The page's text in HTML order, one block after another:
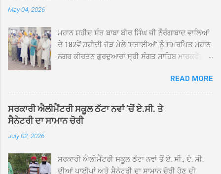
May 04, 2026
ਮਹਾਨ ਸ਼ਹੀਦ ਸੰਤ ਬਾਬਾ ਬੀਰ ਸਿੰਘ ਜੀ ਨੌਰੰਗਾਬਾਦ ਵਾਲਿਆਂ
ਦੇ 182ਵੇਂ ਸ਼ਹੀਦੀ ਜੋੜ ਮੇਲੇ 'ਸਤਾਈਆਂ' ਨੂੰ ਸਮਰਪਿਤ ਮਹਾਨ
ਨਗਰ ਕੀਰਤਨ ਗੁਰਦੁਆਰਾ ਸ੍ਰੀ ਸੰਗਤ ਸਾਹਿਬ ਮਾਰਕਫੈੱਡ
ਸਰਪ੍ਰਸਤੀ ਹੇਠ, ਪੰਜ ਪਿਆਰਿਆਂ ਦੀ ਅਗਵਾਈ ਵਿੱਚ
ਮਹੱਲਾ ਸੰਤਪੁਰਾ ਤੋਂ ਪ੍ਰਾਰੰਭ ਹੋ ਕੇ ਪਿੰਡ ਭਗਤਪੁਰ,
ਭਗਵਾਨਪੁਰ, ਝੁੱਗੀਆਂ ਗੁਲਾਮ, ਮਜਾਦਪੁਰ, ਕੁੱਲੀਆਂ, ਰੱਤਾ ਨੌ
ਅਬਾਦ, ਕੋਲੀਆਂਵਾਲ, ਅੱਡਾ ਸਾਬੂਵਾਲ, ਦਰੀਏਵਾਲ,
ਵਿਖੇ ਪਹੁੰਚਣ ’ਤੇ ਮੁੱਖ ਸੇਵਾਦਾਰ ਸੰਤ ਬਾਬਾ ਹਰਜੀਤ ਸਿੰਘ ਤੇ
READ MORE
ਸਰਕਾਰੀ ਐਲੀਮੈਂਟਰੀ ਸਕੂਲ ਠੱਟਾ ਨਵਾਂ ’ਚੋਂ ਏ.ਸੀ. ਤੇ
ਸੈਨੇਟਰੀ ਦਾ ਸਾਮਾਨ ਚੋਰੀ
July 02, 2026
ਸਰਕਾਰੀ ਐਲੀਮੈਂਟਰੀ ਸਕੂਲ ਠੱਟਾ ਨਵਾਂ ਤੋਂ ਏ. ਸੀ., ਏ. ਸੀ.
ਦੀਆਂ ਪਾਈਪਾਂ ਅਤੇ ਸੈਨੇਟਰੀ ਦਾ ਸਾਮਾਨ ਚੋਰੀ ਹੋਣ ਦੀ